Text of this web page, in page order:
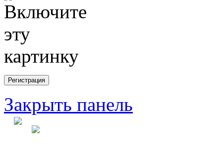
Закрыть панель